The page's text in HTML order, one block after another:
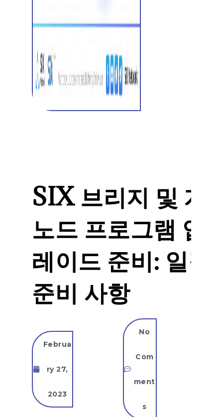
SIX 브리지 및 개
노드 프로그램 업
레이드 준비: 일정
준비 사항
Februa
ry 27,
2023
No
Com
ment
s